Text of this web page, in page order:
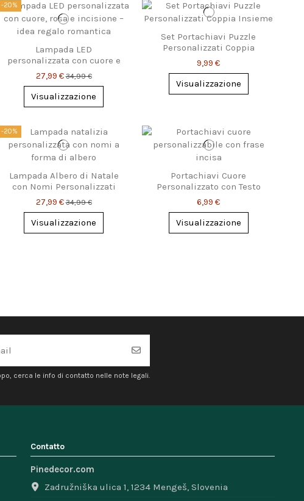
-20%
Lampada LED
personalizzata con cuore e
rosa – incisione d’amore
unica
27,99 €34,99 €
Visualizzazione
Set Portachiavi Puzzle
Personalizzati Coppia
Insieme
9,99 €
Visualizzazione
-20%
Lampada Albero di Natale
con Nomi Personalizzati
27,99 €34,99 €
Visualizzazione
Portachiavi Cuore
Personalizzato con Testo
Inciso
6,99 €
Visualizzazione
cerca le info di contatto nelle note legali.
Contatto
Pinedecor.com
Zadružniška ulica 1, 1234 Mengeš, Slovenia